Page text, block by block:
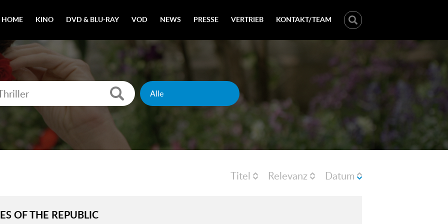
HOME KINO DVD & BLU-RAY VOD NEWS PRESSE VERTRIEB KONTAKT/TEAM
Titel Relevanz Datum
OF THE REPUBLIC